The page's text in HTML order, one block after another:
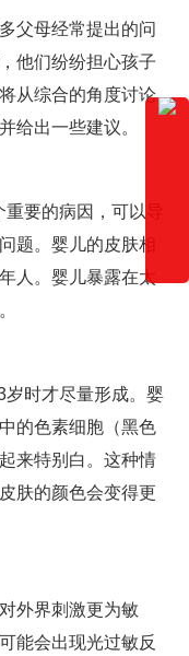
母经常提出的问
他们纷纷担心孩子
从综合的角度讨论
给出一些建议。
要的病因，可以导
题。婴儿的皮肤相
人。婴儿暴露在太
时才尽量形成。婴
的色素细胞（黑色
来特别白。这种情
肤的颜色会变得更
外界刺激更为敏
能会出现光过敏反